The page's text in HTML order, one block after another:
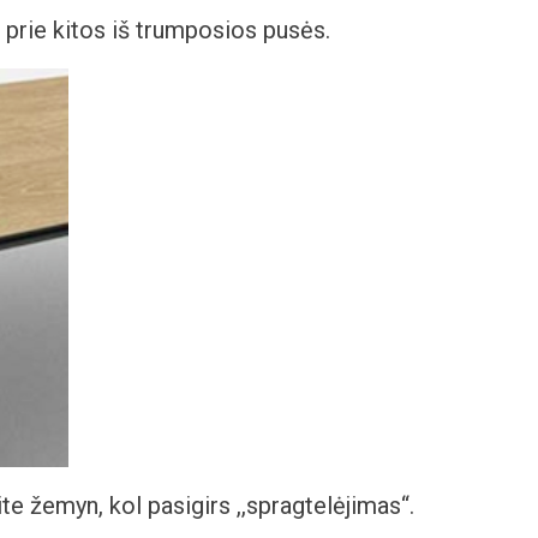
kitos iš trumposios pusės.
žemyn, kol pasigirs ,,spragtelėjimas“.